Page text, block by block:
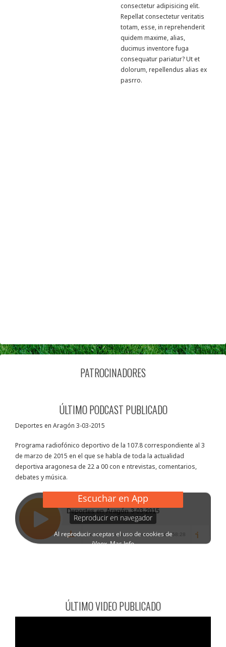
consectetur adipisicing elit.
Repellat consectetur veritatis
totam, esse, in reprehenderit
quidem maxime, alias,
ducimus inventore fuga
consequatur pariatur? Ut et
dolorum, repellendus alias ex
pasrro.
PATROCINADORES
ÚLTIMO PODCAST PUBLICADO
Deportes en Aragón 3-03-2015
Programa radiofónico deportivo de la 107.8 correspondiente al 3
de marzo de 2015 en el que se habla de toda la actualidad
deportiva aragonesa de 22 a 00 con e ntrevistas, comentarios,
debates y música.
ÚLTIMO VIDEO PUBLICADO